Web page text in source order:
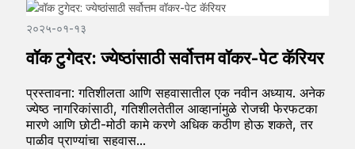
२०२५-०१-१३
वॉक टुगेदर: ज्येष्ठांसाठी सर्वोत्तम वॉकर-पेट कॅरियर
प्रस्तावना: गतिशीलता आणि सहवासातील एक नवीन अध्याय. अनेक
ज्येष्ठ नागरिकांसाठी, गतिशीलतेतील आव्हानांमुळे रोजची फेरफटका
मारणे आणि छोटी-मोठी कामे करणे अधिक कठीण होऊ शकते, तर
पाळीव प्राण्यांचा सहवास...